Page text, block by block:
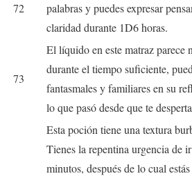
72
palabras y puedes expresar
claridad durante 1D6 horas.
73
El líquido en este matraz parece
durante el tiempo suficiente,
fantasmales y familiares en su
lo que pasó desde que te
Esta poción tiene una textura
Tienes la repentina urgencia de
minutos, después de lo cual